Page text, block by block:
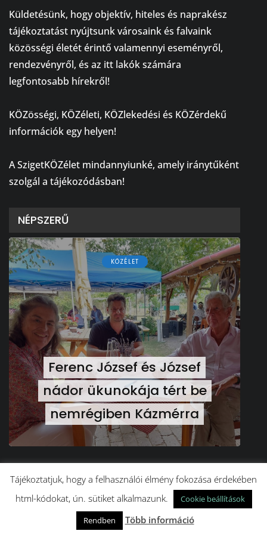
Küldetésünk, hogy objektív, hiteles és naprakész
tájékoztatást nyújtsunk városaink és falvaink
közösségi életét érintő valamennyi eseményről,
rendezvényről, és az itt lakók számára
legfontosabb hírekről!
KÖZösségi, KÖZéleti, KÖZlekedési és KÖZérdekű
információk egy helyen!
A SzigetKÖZélet mindannyiunké, amely iránytűként
szolgál a tájékozódásban!
NÉPSZERŰ
KÖZÉLET
Ferenc József és József
nádor ükunokája tért be
nemrégiben Kázmérra
EZT SE HAGYJA KI!
ÁSVÁNYRÁRÓ KISBODAK KÖZÉLET KÖZKINCS
Szabadon, de nem szabályok nélkül: amit
mindenképpen tudni kell vadkempingezés
Tájékoztatjuk, hogy a felhasználói élmény fokozása érdekében
html-kódokat, ún. sütiket alkalmazunk.
Cookie beállítások
Rendben
Több információ